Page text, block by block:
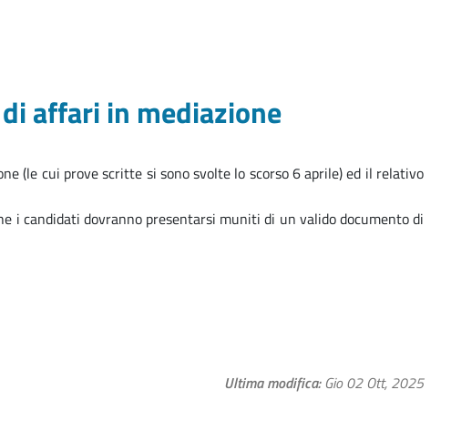
affari in mediazione
(le cui prove scritte si sono svolte lo scorso 6 aprile) ed il relativo
i candidati dovranno presentarsi muniti di un valido documento di
Ultima modifica Gio 02 Ott, 2025